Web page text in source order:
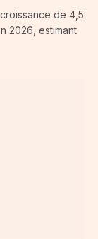
de 4,5
2026, estimant